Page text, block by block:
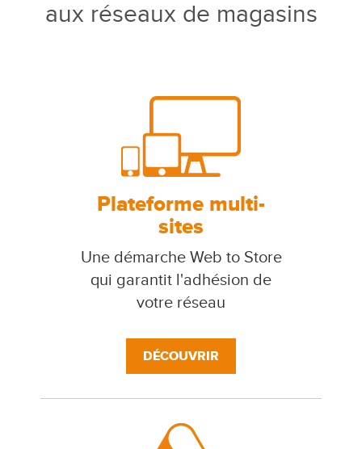
aux réseaux de magasins
Plateforme multi-
sites
Une démarche Web to Store
qui garantit l'adhésion de
votre réseau
DÉCOUVRIR